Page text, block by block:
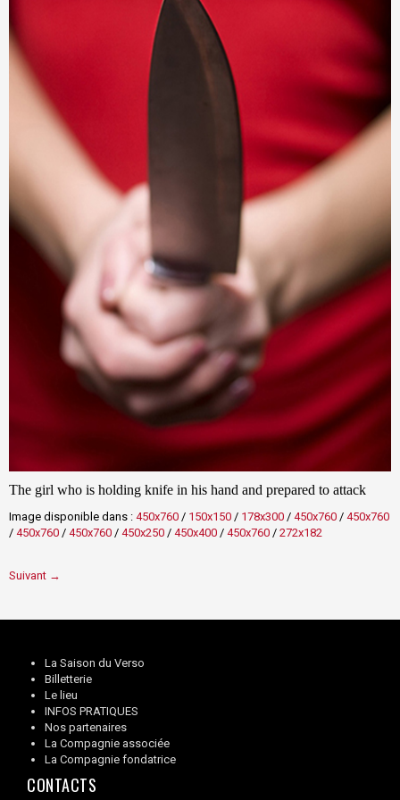
The girl who is holding knife in his hand and prepared to attack
Image disponible dans : 450x760 / 150x150 / 178x300 / 450x760 / 450x760
/ 450x760 / 450x760 / 450x250 / 450x400 / 450x760 / 272x182
Suivant →
La Saison du Verso
Billetterie
Le lieu
INFOS PRATIQUES
Nos partenaires
La Compagnie associée
La Compagnie fondatrice
CONTACTS